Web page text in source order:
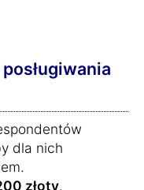
dla nich
złoty.